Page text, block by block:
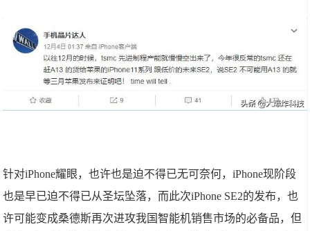
针对iPhone耀眼，也许也是迫不得已无可奈何，iPhone现阶段
也是早已迫不得已从圣坛坠落，而此次iPhone SE2的发布，也
许可能变成桑德斯再次进攻我国智能机销售市场的必备品，但